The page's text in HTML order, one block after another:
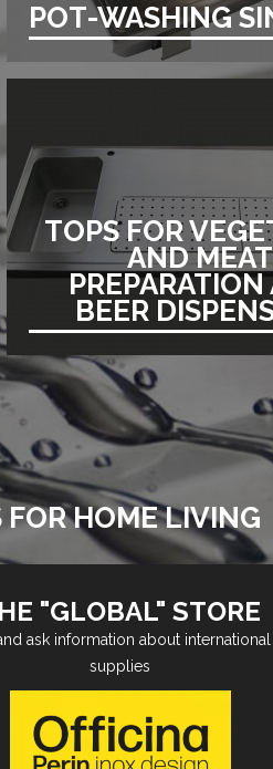
POT-WASHING
TOPS FOR
AND MEAT
PREPARATION
BEER
HOME LIVING
"GLOBAL" STORE
ask information about
supplies